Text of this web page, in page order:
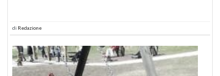
di Redazione